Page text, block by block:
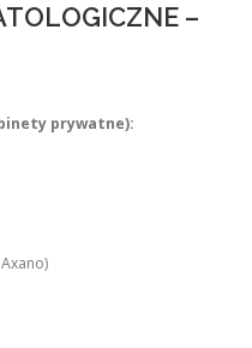
–
prywatne):